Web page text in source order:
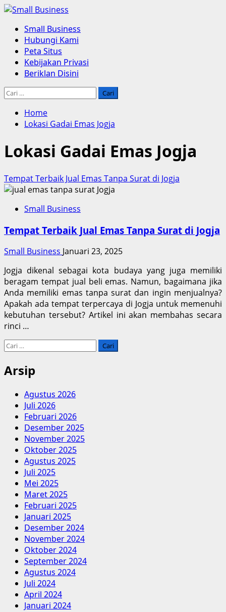
Skip
content
Primary
Menu
Small Business
Hubungi Kami
Peta Situs
Kebijakan Privasi
Beriklan Disini
Cari
Home
Lokasi Gadai Emas Jogja
Lokasi Gadai Emas Jogja
Tempat Terbaik Jual Emas Tanpa Surat di Jogja
Small Business
Tempat Terbaik Jual Emas Tanpa Surat di Jogja
Small Business Januari 23, 2025
Jogja dikenal sebagai kota budaya yang juga memiliki
beragam tempat jual beli emas. Namun, bagaimana jika
Anda memiliki emas tanpa surat dan ingin menjualnya?
Apakah ada tempat terpercaya di Jogja untuk memenuhi
kebutuhan tersebut? Artikel ini akan membahas secara
rinci …
Cari
Arsip
Agustus 2026
Juli 2026
Februari 2026
Desember 2025
November 2025
Oktober 2025
Agustus 2025
Juli 2025
Mei 2025
Maret 2025
Februari 2025
Januari 2025
Desember 2024
November 2024
Oktober 2024
September 2024
Agustus 2024
Juli 2024
April 2024
Januari 2024